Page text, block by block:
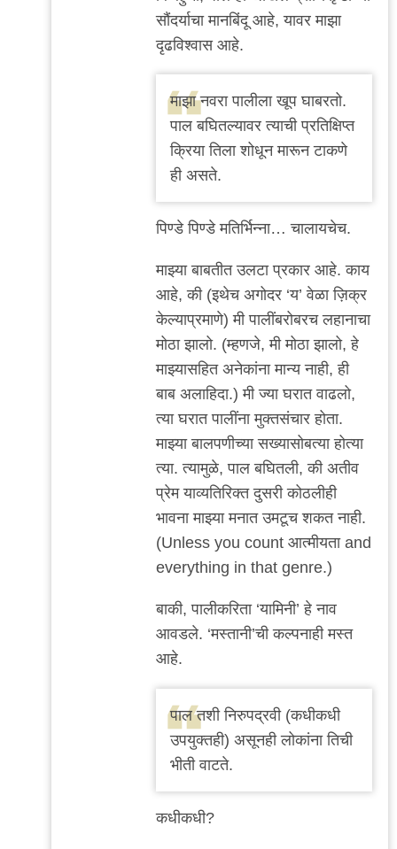
to
by
केसकर
सौंदर्याचा मानबिंदू आहे, यावर माझा
दृढविश्वास आहे.
माझा नवरा पालीला खूप घाबरतो.
पाल बघितल्यावर त्याची प्रतिक्षिप्त
क्रिया तिला शोधून मारून टाकणे
ही असते.
पिण्डे पिण्डे मतिर्भिन्ना… चालायचेच.
माझ्या बाबतीत उलटा प्रकार आहे. काय
आहे, की (इथेच अगोदर ‘य’ वेळा ज़िक्र
केल्याप्रमाणे) मी पालींबरोबरच लहानाचा
मोठा झालो. (म्हणजे, मी मोठा झालो, हे
माझ्यासहित अनेकांना मान्य नाही, ही
बाब अलाहिदा.) मी ज्या घरात वाढलो,
त्या घरात पालींना मुक्तसंचार होता.
माझ्या बालपणीच्या सख्यासोबत्या होत्या
त्या. त्यामुळे, पाल बघितली, की अतीव
प्रेम याव्यतिरिक्त दुसरी कोठलीही
भावना माझ्या मनात उमटूच शकत नाही.
(Unless you count आत्मीयता and
everything in that genre.)
बाकी, पालीकरिता ‘यामिनी’ हे नाव
आवडले. ‘मस्तानी’ची कल्पनाही मस्त
आहे.
पाल तशी निरुपद्रवी (कधीकधी
उपयुक्तही) असूनही लोकांना तिची
भीती वाटते.
कधीकधी?